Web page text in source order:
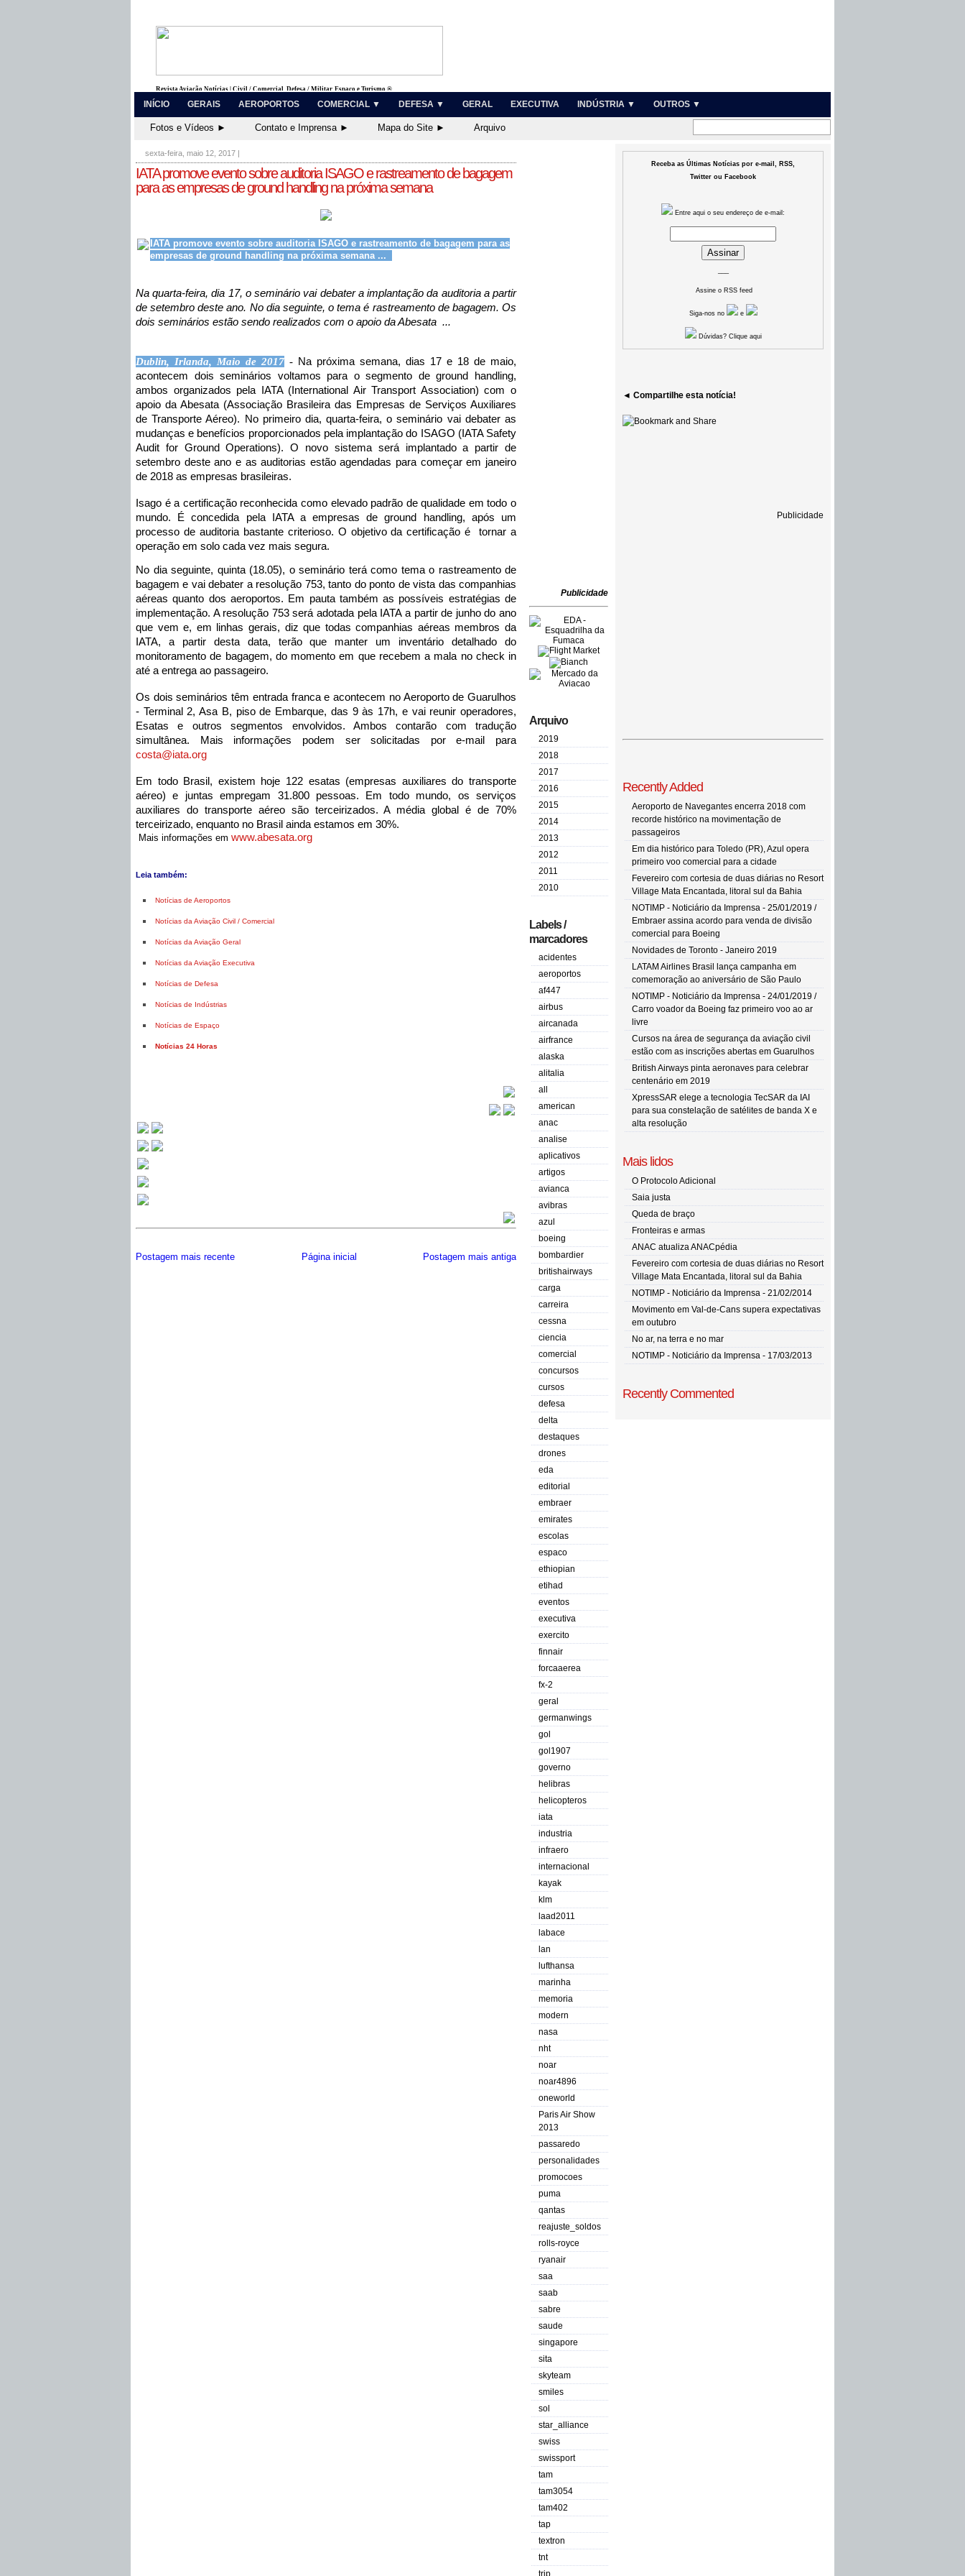
Revista Aviação Notícias | Civil / Comercial, Defesa / Militar, Espaço e Turismo ®
INÍCIO GERAIS AEROPORTOS COMERCIAL ▼ DEFESA ▼ GERAL EXECUTIVA INDÚSTRIA ▼ OUTROS ▼
Fotos e Vídeos ► Contato e Imprensa ► Mapa do Site ► Arquivo
sexta-feira, maio 12, 2017 |
IATA promove evento sobre auditoria ISAGO e rastreamento de bagagem
para as empresas de ground handling na próxima semana
IATA promove evento sobre auditoria ISAGO e rastreamento de bagagem para as
empresas de ground handling na próxima semana ...
Na quarta-feira, dia 17, o seminário vai debater a implantação da auditoria a partir
de setembro deste ano. No dia seguinte, o tema é rastreamento de bagagem. Os
dois seminários estão sendo realizados com o apoio da Abesata  ...
Dublin, Irlanda, Maio de 2017 - Na próxima semana, dias 17 e 18 de maio,
acontecem dois seminários voltamos para o segmento de ground handling,
ambos organizados pela IATA (International Air Transport Association) com o
apoio da Abesata (Associação Brasileira das Empresas de Serviços Auxiliares
de Transporte Aéreo). No primeiro dia, quarta-feira, o seminário vai debater as
mudanças e benefícios proporcionados pela implantação do ISAGO (IATA Safety
Audit for Ground Operations). O novo sistema será implantado a partir de
setembro deste ano e as auditorias estão agendadas para começar em janeiro
de 2018 as empresas brasileiras.
Isago é a certificação reconhecida como elevado padrão de qualidade em todo o
mundo. É concedida pela IATA a empresas de ground handling, após um
processo de auditoria bastante criterioso. O objetivo da certificação é  tornar a
operação em solo cada vez mais segura.
No dia seguinte, quinta (18.05), o seminário terá como tema o rastreamento de
bagagem e vai debater a resolução 753, tanto do ponto de vista das companhias
aéreas quanto dos aeroportos. Em pauta também as possíveis estratégias de
implementação. A resolução 753 será adotada pela IATA a partir de junho do ano
que vem e, em linhas gerais, diz que todas companhias aéreas membros da
IATA, a partir desta data, terão que manter um inventário detalhado do
monitoramento de bagagem, do momento em que recebem a mala no check in
até a entrega ao passageiro.
Os dois seminários têm entrada franca e acontecem no Aeroporto de Guarulhos
- Terminal 2, Asa B, piso de Embarque, das 9 às 17h, e vai reunir operadores,
Esatas e outros segmentos envolvidos. Ambos contarão com tradução
simultânea. Mais informações podem ser solicitadas por e-mail para
costa@iata.org
Em todo Brasil, existem hoje 122 esatas (empresas auxiliares do transporte
aéreo) e juntas empregam 31.800 pessoas. Em todo mundo, os serviços
auxiliares do transporte aéreo são terceirizados. A média global é de 70%
terceirizado, enquanto no Brasil ainda estamos em 30%.
Mais informações em www.abesata.org
Leia também:
Notícias de Aeroportos
Notícias da Aviação Civil / Comercial
Notícias da Aviação Geral
Notícias da Aviação Executiva
Notícias de Defesa
Notícias de Indústrias
Notícias de Espaço
Notícias 24 Horas
Postagem mais recente Postagem mais antiga
Página inicial
Publicidade
Arquivo
2019
2018
2017
2016
2015
2014
2013
2012
2011
2010
Labels /
marcadores
acidentes
aeroportos
af447
airbus
aircanada
airfrance
alaska
alitalia
all
american
anac
analise
aplicativos
artigos
avianca
avibras
azul
boeing
bombardier
britishairways
carga
carreira
cessna
ciencia
comercial
concursos
cursos
defesa
delta
destaques
drones
eda
editorial
embraer
emirates
escolas
espaco
ethiopian
etihad
eventos
executiva
exercito
finnair
forcaaerea
fx-2
geral
germanwings
gol
gol1907
governo
helibras
helicopteros
iata
industria
infraero
internacional
kayak
klm
laad2011
labace
lan
lufthansa
marinha
memoria
modern
nasa
nht
noar
noar4896
oneworld
Paris Air Show
2013
passaredo
personalidades
promocoes
puma
qantas
reajuste_soldos
rolls-royce
ryanair
saa
saab
sabre
saude
singapore
sita
skyteam
smiles
sol
star_alliance
swiss
swissport
tam
tam3054
tam402
tap
textron
tnt
trip
Receba as Últimas Notícias por e-mail, RSS,
Twitter ou Facebook
Entre aqui o seu endereço de e-mail:
Assine o RSS feed
Siga-nos no e
Dúvidas? Clique aqui
◄ Compartilhe esta notícia!
Publicidade
Recently Added
Aeroporto de Navegantes encerra 2018 com
recorde histórico na movimentação de
passageiros
Em dia histórico para Toledo (PR), Azul opera
primeiro voo comercial para a cidade
Fevereiro com cortesia de duas diárias no Resort
Village Mata Encantada, litoral sul da Bahia
NOTIMP - Noticiário da Imprensa - 25/01/2019 /
Embraer assina acordo para venda de divisão
comercial para Boeing
Novidades de Toronto - Janeiro 2019
LATAM Airlines Brasil lança campanha em
comemoração ao aniversário de São Paulo
NOTIMP - Noticiário da Imprensa - 24/01/2019 /
Carro voador da Boeing faz primeiro voo ao ar
livre
Cursos na área de segurança da aviação civil
estão com as inscrições abertas em Guarulhos
British Airways pinta aeronaves para celebrar
centenário em 2019
XpressSAR elege a tecnologia TecSAR da IAI
para sua constelação de satélites de banda X e
alta resolução
Mais lidos
O Protocolo Adicional
Saia justa
Queda de braço
Fronteiras e armas
ANAC atualiza ANACpédia
Fevereiro com cortesia de duas diárias no Resort
Village Mata Encantada, litoral sul da Bahia
NOTIMP - Noticiário da Imprensa - 21/02/2014
Movimento em Val-de-Cans supera expectativas
em outubro
No ar, na terra e no mar
NOTIMP - Noticiário da Imprensa - 17/03/2013
Recently Commented